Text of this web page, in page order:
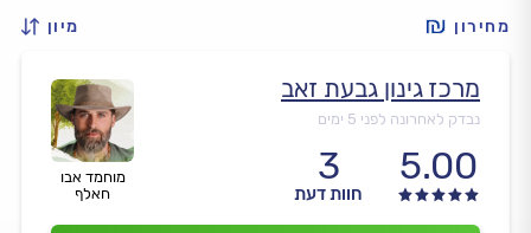
מחירון מיון
מוחמד אבו
חאלף
מרכז גינון גבעת זאב
נבדק לאחרונה לפני 5 ימים
5.00
3
חוות דעת